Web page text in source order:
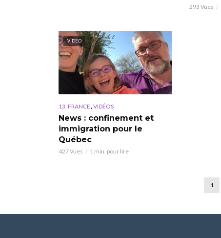
293 Vues
VIDEO
13. FRANCE, VIDÉOS
News : confinement et
immigration pour le
Québec
427 Vues 1 min. pour lire
1